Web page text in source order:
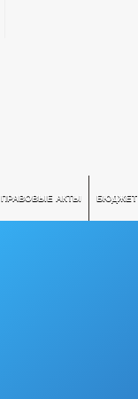
ПРАВОВЫЕ АКТЫ БЮДЖЕТ